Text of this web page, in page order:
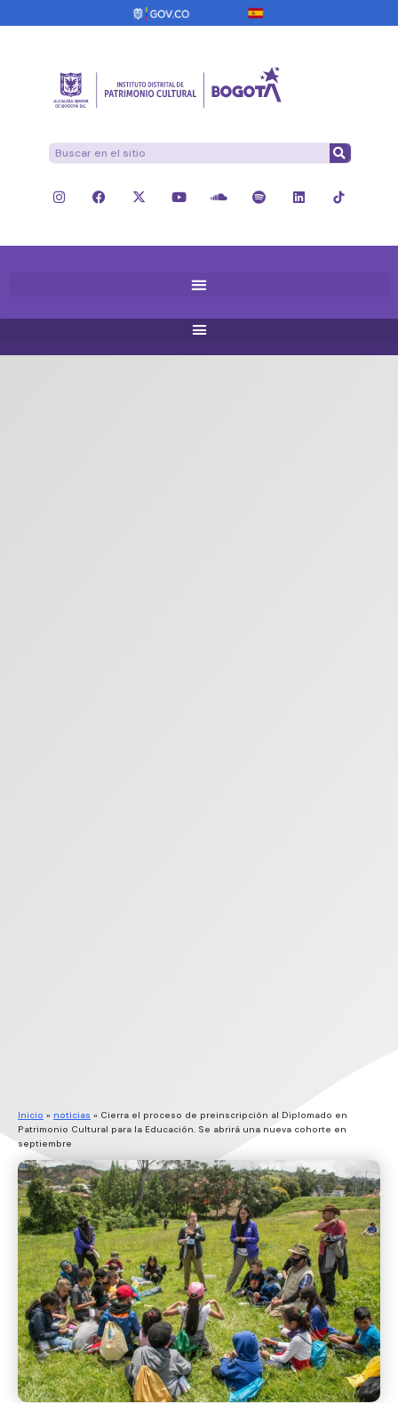
Inicio » noticias » Cierra el proceso de preinscripción al Diplomado en
Patrimonio Cultural para la Educación. Se abrirá una nueva cohorte en
septiembre